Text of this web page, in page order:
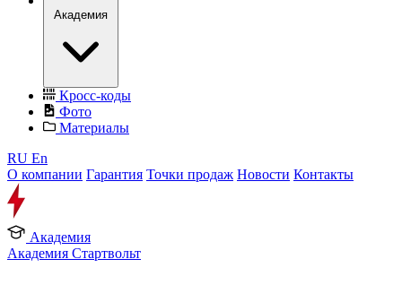
Академия
Кросс-коды
Фото
Материалы
RU En
О компании Гарантия Точки продаж Новости Контакты
Академия
Академия Стартвольт